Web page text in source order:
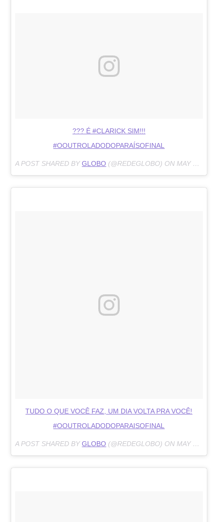
??? É #CLARICK SIM!!!
#OOUTROLADODOPARAÍSOFINAL
A POST SHARED BYGLOBO (@REDEGLOBO) ONMAY 11, 2018 AT 6:40PM PDT
TUDO O QUE VOCÊ FAZ, UM DIA VOLTA PRA VOCÊ!
#OOUTROLADODOPARAISOFINAL
A POST SHARED BYGLOBO (@REDEGLOBO) ON MAY 11, 2018 AT 6:03PM PDT